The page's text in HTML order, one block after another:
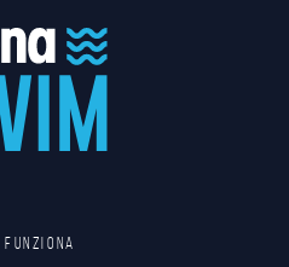
funziona